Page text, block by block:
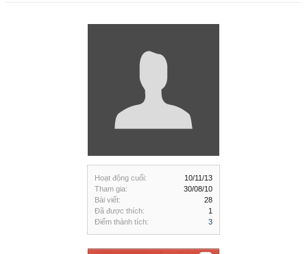
Hoạt động cuối:
10/11/13
Tham gia:
30/08/10
Bài viết:
28
Đã được thích:
1
Điểm thành tích:
3